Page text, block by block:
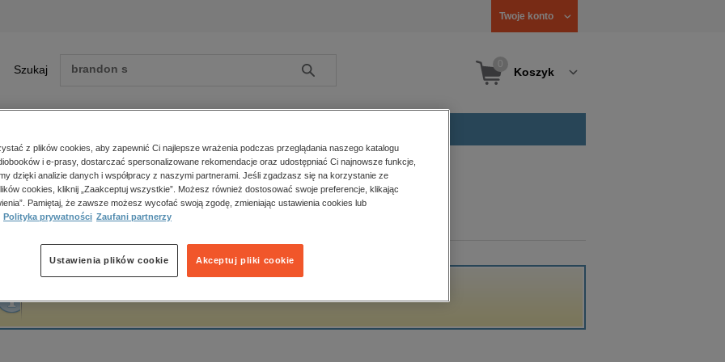
Twoje konto
Szukaj Szukaj Koszyk
Zobacz wszystkie E-prasa
polityka, społeczno-informacyjne
psychologiczne
popularno-naukowe
historia
główna Aurora Kane
Kane
z plików cookies, aby zapewnić Ci najlepsze wrażenia podczas przeglądania naszego katalogu
i e-prasy, dostarczać spersonalizowane rekomendacje oraz udostępniać Ci najnowsze funkcje,
dzięki analizie danych i współpracy z naszymi partnerami. Jeśli zgadzasz się na korzystanie ze
cookies, kliknij „Zaakceptuj wszystkie”. Możesz również dostosować swoje preferencje, klikając
Pamiętaj, że zawsze możesz wycofać swoją zgodę, zmieniając ustawienia cookies lub
Polityka prywatności Zaufani partnerzy
Akceptuj pliki cookie
Ustawienia plików cookie